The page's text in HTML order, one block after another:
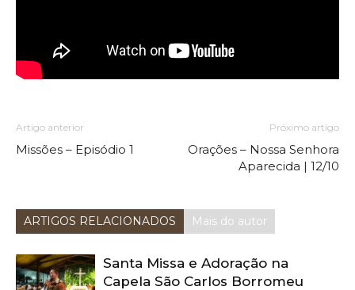
Artigo anterior
Missões – Episódio 1
Próximo artigo
Orações – Nossa Senhora
Aparecida | 12/10
ARTIGOS RELACIONADOS Mais do autor
Santa Missa e Adoração na
Capela São Carlos Borromeu